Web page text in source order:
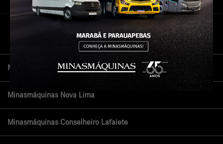
Confira endereços, telefones e horários, selecionando a unidade
abaixo:
Minasmáquinas Contagem
Minasmáquinas Nova Lima
Minasmáquinas Conselheiro Lafaiete